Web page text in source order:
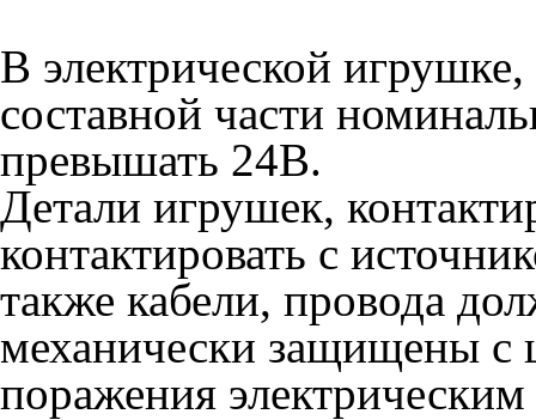
В электрической
составной части
превышать 24В.
Детали игрушек,
контактировать с
также кабели, провода
механически защищены с
поражения